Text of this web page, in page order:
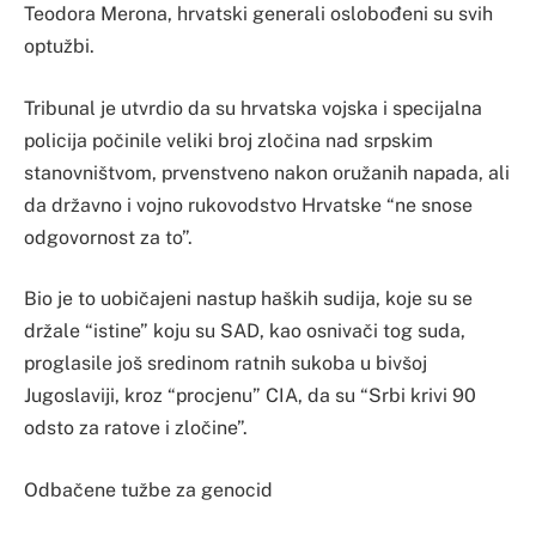
Teodora Merona, hrvatski generali oslobođeni su svih
optužbi.
Tribunal je utvrdio da su hrvatska vojska i specijalna
policija počinile veliki broj zločina nad srpskim
stanovništvom, prvenstveno nakon oružanih napada, ali
da državno i vojno rukovodstvo Hrvatske “ne snose
odgovornost za to”.
Bio je to uobičajeni nastup haških sudija, koje su se
držale “istine” koju su SAD, kao osnivači tog suda,
proglasile još sredinom ratnih sukoba u bivšoj
Jugoslaviji, kroz “procjenu” CIA, da su “Srbi krivi 90
odsto za ratove i zločine”.
Odbačene tužbe za genocid